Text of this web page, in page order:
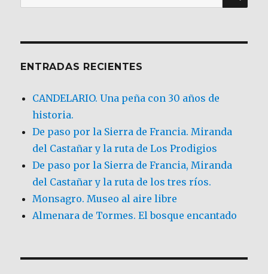
por:
ENTRADAS RECIENTES
CANDELARIO. Una peña con 30 años de
historia.
De paso por la Sierra de Francia. Miranda
del Castañar y la ruta de Los Prodigios
De paso por la Sierra de Francia, Miranda
del Castañar y la ruta de los tres ríos.
Monsagro. Museo al aire libre
Almenara de Tormes. El bosque encantado